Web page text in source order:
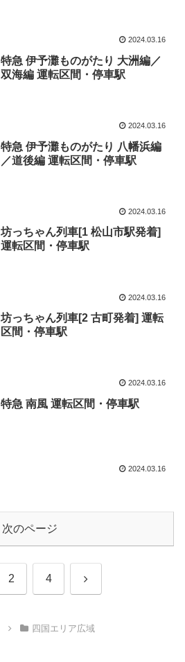
2024.03.16
特急 伊予灘ものがたり 大洲編／
双海編 運転区間・停車駅
2024.03.16
特急 伊予灘ものがたり 八幡浜編
／道後編 運転区間・停車駅
2024.03.16
坊っちゃん列車[1 松山市駅発着]
運転区間・停車駅
2024.03.16
坊っちゃん列車[2 古町発着] 運転
区間・停車駅
2024.03.16
特急 南風 運転区間・停車駅
2024.03.16
次のページ
2 4 次
四国エリア広域